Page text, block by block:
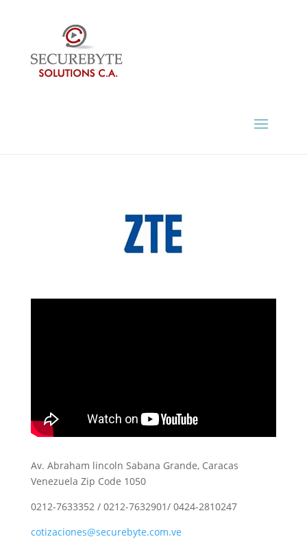
Av. Abraham lincoln Sabana Grande, Caracas
Venezuela Zip Code 1050
0212-7633352 / 0212-7632901/ 0424-2810247
cotizaciones@securebyte.com.ve